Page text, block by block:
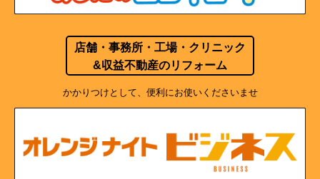
店舗・事務所・工場・クリニック
&収益不動産のリフォーム
かかりつけとして、便利にお使いくださいませ